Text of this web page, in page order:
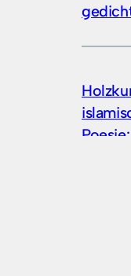
Poesie: